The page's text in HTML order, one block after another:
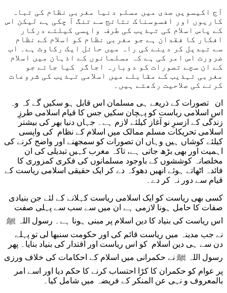
آج اکیسویں صدی میں مسلم دنیا مغربی نظام کی تباہ
کاریوں اور افسوسناک نتائج سے تنگ آ چکی ہے لیکن اس
کے پاس اسلام کی تہذیب کی طرف واپسی کیلئے درکار
افکار کا فقدان ہے جو مغربی نظام کو اسلام کے نظام
سے تبدیل کر دینے کی راہ میں حائل ایک رکاوٹ ہے۔ اب
ضرورت اس امر کی ہے کہ مسلمانوں کے اذہان میں اسلام
کے ان سچے تصورات کو دوبارہ اجاگر کیا جائے جو
مغربی تہذیب کے مقابلے میں اسلامی تہذیب کی شروعات
کرنے کی صلاحیت رکھتے ہیں۔
ان تصورات کے ذریعے ہی مسلمان اس قابل ہو سکیں گے کہ وہ
اس اسلامی ریاست کو پہچان سکیں جس کا قیام اسلامی طرزِ
زندگی کے ازسرِ نو آغاز کیلئے لازم ہے۔ جہاں دنیا بھر کی بیشتر
اسلامی تحریکات مسلم ممالک میں اسلام کے نظام کی واپسی
کیلئے کوشاں ہیں وہاں ان تصورات کو سمجھنے اور واضح کرنے کی
اہمیت اور بھی بڑھ جاتی ہے، تاکہ مغرب کہیں تبدیلی کی ان
مخلصانہ کوششوں کے باوجود مسلمانوں کی فکری کمزوری کا
فائدہ اٹھاتے ہوئے انھیں دھوکہ دے کر ایک حقیقی اسلامی ریاست کے
قیام سے دور نہ کر دے۔
کسی بھی ریاست کو ایک اسلامی ریاست کہلانے کے لئے جن بنیادی
صفات کا حامل ہونا لازمی ہے ان میں سے سب سے پہلی صفت
اس ریاست کی بنیاد کا دین اسلام پر مبنی ہونا ہے۔ رسول اللہ ﷺ
نے جب مدینہ میں ریاست قائم کی اور حکومت سنبھا لی تو پہلے
دن سے ہی دین اسلام کو اس ریاست اور اقتدار کی بنیاد بنایا۔ پھر
رسول اللہ ﷺ نے حکمرانی میں اسلام کے احکامات کی خلاف ورزی
پر عوام کو حکمران کا کڑا احتساب کرنے کا حکم دیا اور اسے امر
بالمعروف و نہی عن المنکر کے فریضہ میں شامل کیا۔